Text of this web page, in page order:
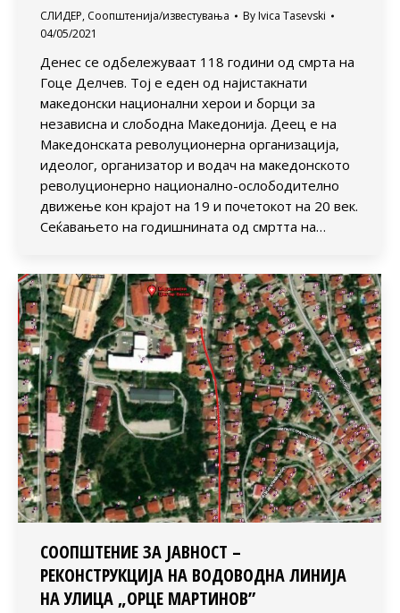
СЛИДЕР, Соопштенија/известувања By Ivica Tasevski
04/05/2021
Денес се одбележуваат 118 години од смрта на
Гоце Делчев. Тој е еден од најистакнати
македонски национални херои и борци за
независна и слободна Македонија. Деец е на
Македонската револуционерна организација,
идеолог, организатор и водач на македонското
револуционерно национално-ослободително
движење кон крајот на 19 и почетокот на 20 век.
Сеќавањето на годишнината од смртта на…
СООПШТЕНИЕ ЗА ЈАВНОСТ –
РЕКОНСТРУКЦИЈА НА ВОДОВОДНА ЛИНИЈА
НА УЛИЦА „ОРЦЕ МАРТИНОВ”